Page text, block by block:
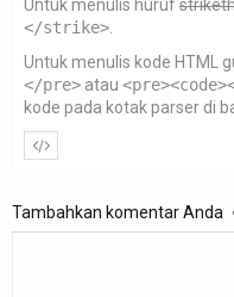
Untuk menulis huruf
</strike>
Untuk menulis kode HTML
</pre> atau
kode pada kotak parser di
Tambahkan komentar Anda